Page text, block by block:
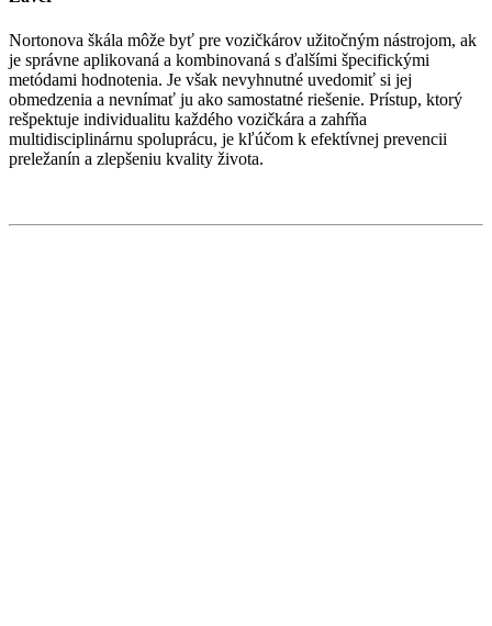
Nortonova škála môže byť pre vozičkárov užitočným nástrojom, ak
je správne aplikovaná a kombinovaná s ďalšími špecifickými
metódami hodnotenia. Je však nevyhnutné uvedomiť si jej
obmedzenia a nevnímať ju ako samostatné riešenie. Prístup, ktorý
rešpektuje individualitu každého vozičkára a zahŕňa
multidisciplinárnu spoluprácu, je kľúčom k efektívnej prevencii
preležanín a zlepšeniu kvality života.